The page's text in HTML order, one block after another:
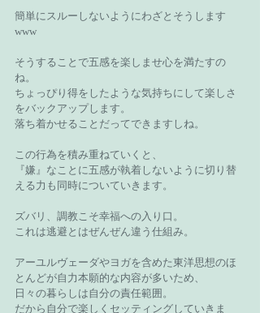
簡単にスルーしないようにわざとそうします
www
そうすることで五感を楽しませ心を満たすの
ね。
ちょっぴり得をしたような気持ちにして楽しさ
をバックアップします。
落ち着かせることだってできますしね。
この行為を積み重ねていくと、
『嫌』なことに五感が執着しないように切り替
える力も同時についていきます。
ズバリ、調教こそ幸福への入り口。
これは逃避とはぜんぜん違う仕組み。
アーユルヴェーダやヨガを含めた東洋思想のほ
とんどが自力本願的な内容が多いため、
日々の暮らしは自分の責任範囲。
だから自分で楽しくセッティングしていきま